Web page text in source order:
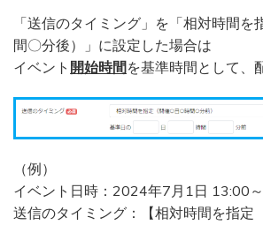
「送信のタイミング」を「相対時間を
間〇分後）」に設定した場合は
イベント 開始時間 を基準時間として、
（例）
イベント日時：2024年7月1日 13:00
送信のタイミング：【相対時間を指定